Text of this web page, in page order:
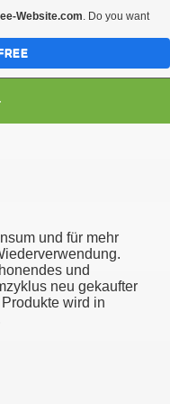
und für mehr
und
neu gekaufter
wird in
Website.com. Do you want